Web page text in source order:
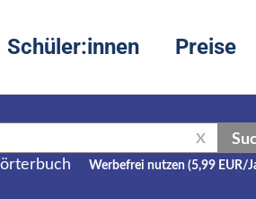
Schüler:innen Preise
X
Werbefrei nutzen (5,99 EUR/